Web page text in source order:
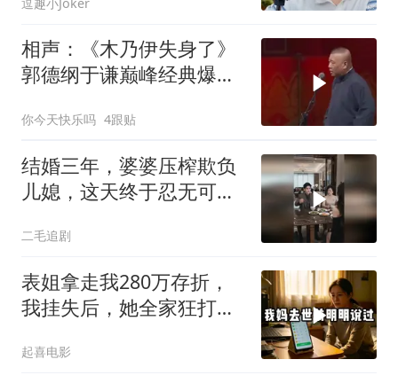
相声：《木乃伊失身了》
郭德纲于谦巅峰经典爆笑
你今天快乐吗 4跟贴
结婚三年，婆婆压榨欺负
儿媳，这天终于忍无可
二毛追剧
表姐拿走我280万存折，
我挂失后，她全家狂打
起喜电影